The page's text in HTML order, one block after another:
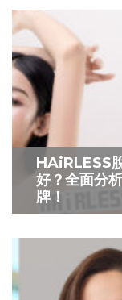
HAiRLESS
好？全面分
牌！